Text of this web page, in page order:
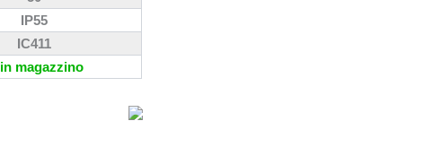
IP55
IC411
in magazzino